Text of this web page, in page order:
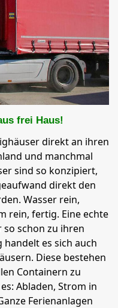
frei Haus!
direkt an ihren
und manchmal
sind so konzipiert,
direkt den
Wasser rein,
rein, fertig. Eine echte
so schon zu ihren
es sich auch
Diese bestehen
Containern zu
Abladen, Strom in
Ferienanlagen